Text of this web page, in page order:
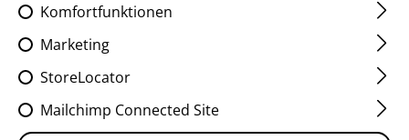
Komfortfunktionen
Marketing
StoreLocator
Mailchimp Connected Site